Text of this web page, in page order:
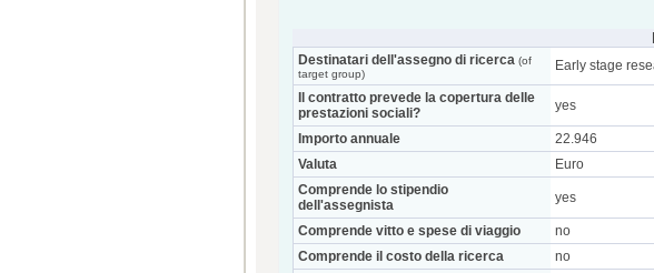
Destinatari dell'assegno di ricerca (of
target group)
Early stage
Il contratto prevede la copertura delle
prestazioni sociali?
yes
Importo annuale
22.946
Valuta
Euro
Comprende lo stipendio
dell'assegnista
yes
Comprende vitto e spese di viaggio
no
Comprende il costo della ricerca
no